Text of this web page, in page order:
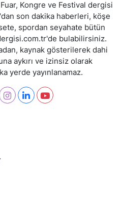
Kongre ve Festival dergisi
son dakika haberleri, köşe
spordan seyahate bütün
bulabilirsiniz.
kaynak gösterilerek dahi
aykırı ve izinsiz olarak
yerde yayınlanamaz.